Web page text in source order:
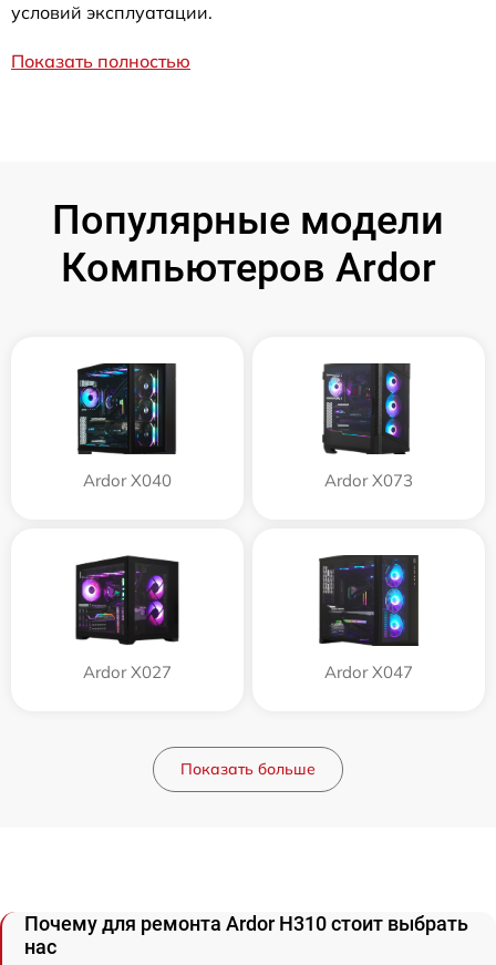
условий эксплуатации.
Показать полностью
Популярные модели
Компьютеров Ardor
Ardor X040 Ardor X073
Ardor X027 Ardor X047
Показать больше
Почему для ремонта Ardor H310 стоит выбрать
нас